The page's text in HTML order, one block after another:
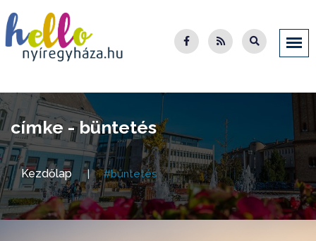
címke - büntetés
Kezdőlap #büntetés